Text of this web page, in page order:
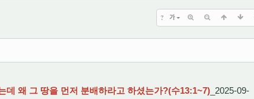
? 가
왜 그 땅을 먼저 분배하라고 하셨는가?(수13:1~7) _2025-09-